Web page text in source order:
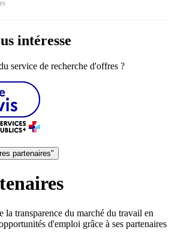
intéresse
service de recherche d'offres ?
partenaires"
la transparence du marché du travail en
d'emploi grâce à ses partenaires